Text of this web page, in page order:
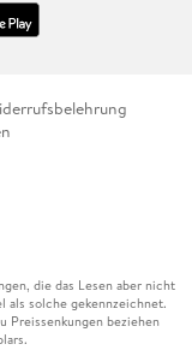
die das Lesen aber nicht
als solche gekennzeichnet.
Preissenkungen beziehen